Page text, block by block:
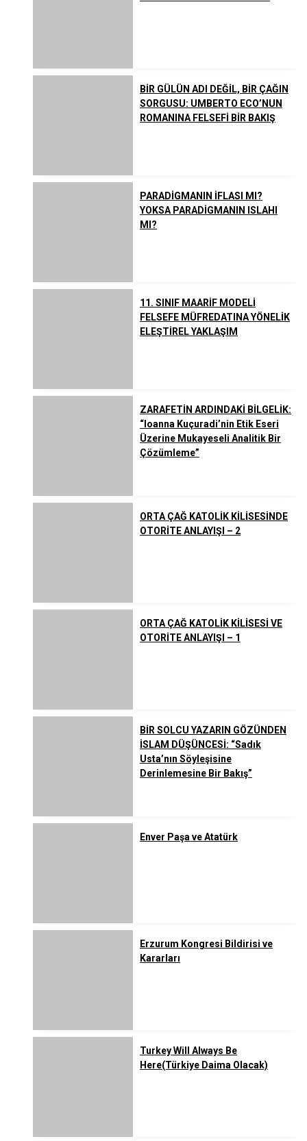
BİR GÜLÜN ADI DEĞİL, BİR ÇAĞIN
SORGUSU: UMBERTO ECO’NUN
ROMANINA FELSEFİ BİR BAKIŞ
PARADİGMANIN İFLASI MI?
YOKSA PARADİGMANIN ISLAHI
MI?
11. SINIF MAARİF MODELİ
FELSEFE MÜFREDATINA YÖNELİK
ELEŞTİREL YAKLAŞIM
ZARAFETİN ARDINDAKİ BİLGELİK:
“Ioanna Kuçuradi’nin Etik Eseri
Üzerine Mukayeseli Analitik Bir
Çözümleme”
ORTA ÇAĞ KATOLİK KİLİSESİNDE
OTORİTE ANLAYIŞI – 2
ORTA ÇAĞ KATOLİK KİLİSESİ VE
OTORİTE ANLAYIŞI – 1
BİR SOLCU YAZARIN GÖZÜNDEN
İSLAM DÜŞÜNCESİ: “Sadık
Usta’nın Söyleşisine
Derinlemesine Bir Bakış”
Enver Paşa ve Atatürk
Erzurum Kongresi Bildirisi ve
Kararları
Turkey Will Always Be
Here(Türkiye Daima Olacak)